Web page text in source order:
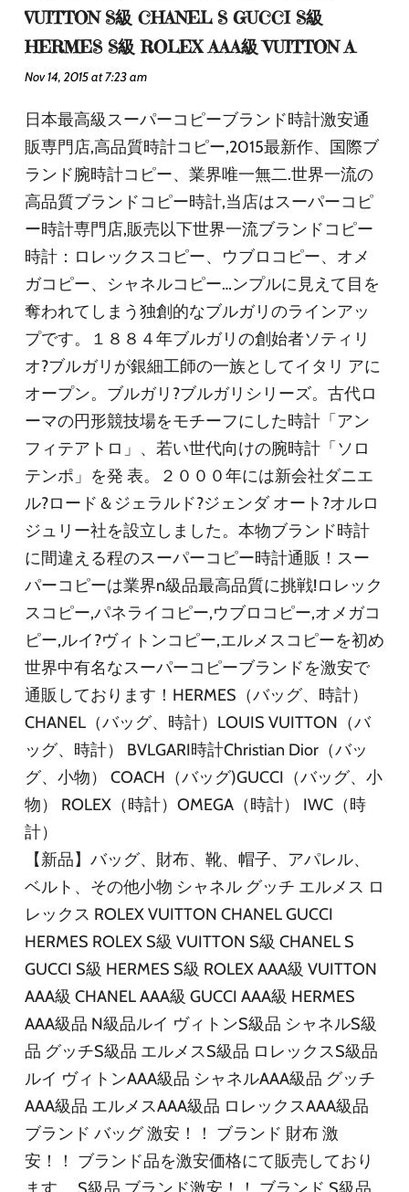
VUITTON S級 CHANEL S GUCCI S級
HERMES S級 ROLEX AAA級 VUITTON A
Nov 14, 2015 at 7:23 am
日本最高級スーパーコピーブランド時計激安通
販専門店,高品質時計コピー,2015最新作、国際ブ
ランド腕時計コピー、業界唯一無二.世界一流の
高品質ブランドコピー時計,当店はスーパーコピ
ー時計専門店,販売以下世界一流ブランドコピー
時計：ロレックスコピー、ウブロコピー、オメ
ガコピー、シャネルコピー…ンプルに見えて目を
奪われてしまう独創的なブルガリのラインアッ
プです。１８８４年ブルガリの創始者ソティリ
オ?ブルガリが銀細工師の一族としてイタリ アに
オープン。ブルガリ?ブルガリシリーズ。古代ロ
ーマの円形競技場をモチーフにした時計「アン
フィテアトロ」、若い世代向けの腕時計「ソロ
テンポ」を発 表。２０００年には新会社ダニエ
ル?ロード＆ジェラルド?ジェンダ オート?オルロ
ジュリー社を設立しました。本物ブランド時計
に間違える程のスーパーコピー時計通販！スー
パーコピーは業界n級品最高品質に挑戦!ロレック
スコピー,パネライコピー,ウブロコピー,オメガコ
ピー,ルイ?ヴィトンコピー,エルメスコピーを初め
世界中有名なスーパーコピーブランドを激安で
通販しております！HERMES（バッグ、時計）
CHANEL（バッグ、時計）LOUIS VUITTON（バ
ッグ、時計） BVLGARI時計Christian Dior（バッ
グ、小物） COACH（バッグ)GUCCI（バッグ、小
物） ROLEX（時計）OMEGA（時計） IWC（時
計）
【新品】バッグ、財布、靴、帽子、アパレル、
ベルト、その他小物 シャネル グッチ エルメス ロ
レックス ROLEX VUITTON CHANEL GUCCI
HERMES ROLEX S級 VUITTON S級 CHANEL S
GUCCI S級 HERMES S級 ROLEX AAA級 VUITTON
AAA級 CHANEL AAA級 GUCCI AAA級 HERMES
AAA級品 N級品ルイ ヴィトンS級品 シャネルS級
品 グッチS級品 エルメスS級品 ロレックスS級品
ルイ ヴィトンAAA級品 シャネルAAA級品 グッチ
AAA級品 エルメスAAA級品 ロレックスAAA級品
ブランド バッグ 激安！！ ブランド 財布 激
安！！ ブランド品を激安価格にて販売しており